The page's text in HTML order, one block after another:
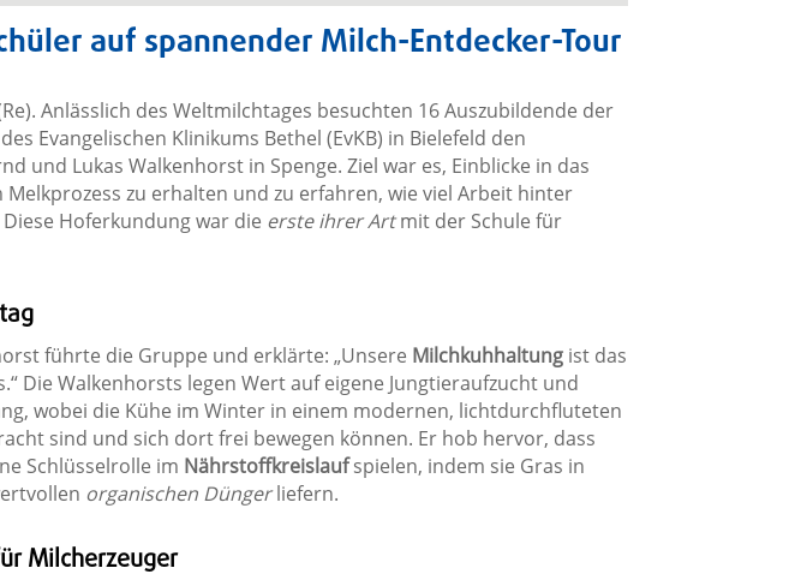
auf spannender Milch-Entdecker-Tour
Anlässlich des Weltmilchtages besuchten 16 Auszubildende der
Evangelischen Klinikums Bethel (EvKB) in Bielefeld den
und Lukas Walkenhorst in Spenge. Ziel war es, Einblicke in das
Melkprozess zu erhalten und zu erfahren, wie viel Arbeit hinter
Hoferkundung war die erste ihrer Artmit der Schule für
führte die Gruppe und erklärte: „Unsere Milchkuhhaltungist das
Die Walkenhorsts legen Wert auf eigene Jungtieraufzucht und
wobei die Kühe im Winter in einem modernen, lichtdurchfluteten
sind und sich dort frei bewegen können. Er hob hervor, dass
Schlüsselrolle im Nährstoffkreislaufspielen, indem sie Gras in
organischen Düngerliefern.
Milcherzeuger